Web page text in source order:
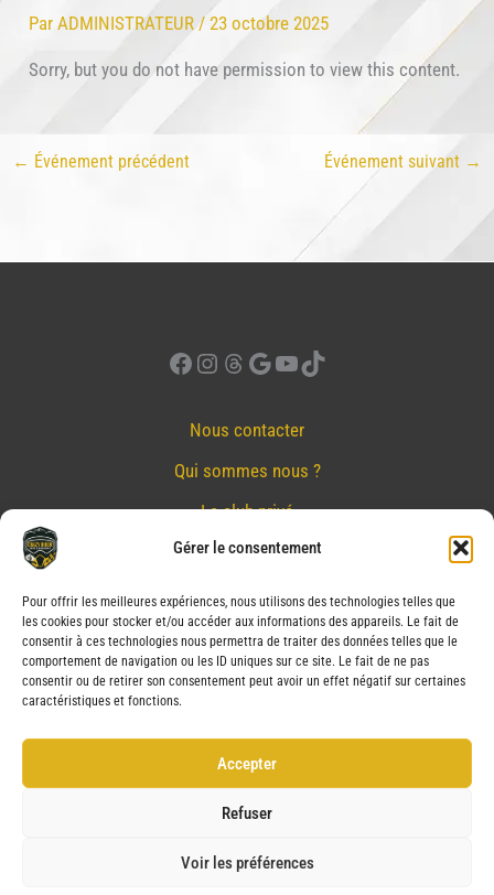
Gérer le consentement
Pour offrir les meilleures expériences, nous utilisons des technologies telles que
les cookies pour stocker et/ou accéder aux informations des appareils. Le fait de
consentir à ces technologies nous permettra de traiter des données telles que le
comportement de navigation ou les ID uniques sur ce site. Le fait de ne pas
consentir ou de retirer son consentement peut avoir un effet négatif sur certaines
caractéristiques et fonctions.
Accepter
Refuser
Voir les préférences
ParADMINISTRATEUR /23 octobre 2025
Sorry, but you do not have permission to view this content.
← Événement précédent Événement suivant →
Facebook
Instagram
Threads
Google
YouTube
TikTok
Nous contacter
Qui sommes nous ?
Le club privé
Réserver
Nos partenaires
Mentions Légales
Conditions générales de vente
Politique de cookies (UE)